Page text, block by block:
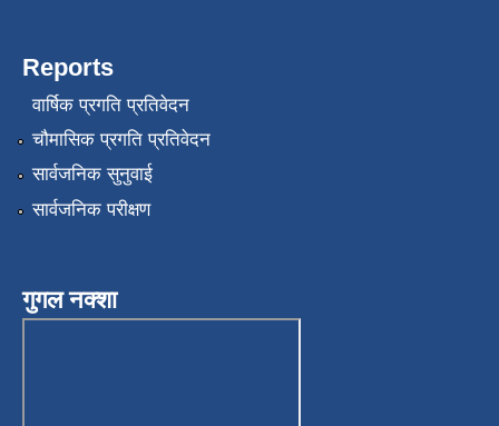
Reports
वार्षिक प्रगति प्रतिवेदन
चौमासिक प्रगति प्रतिवेदन
सार्वजनिक सुनुवाई
सार्वजनिक परीक्षण
गुगल नक्शा